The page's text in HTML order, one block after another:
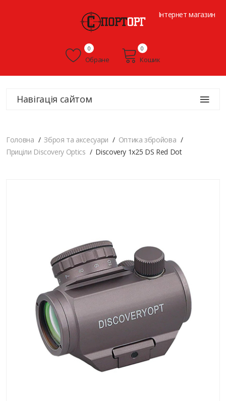
Інтернет магазин
Обране
0
Кошик
0
Навігація сайтом
Головна Зброя та аксесуари
Оптика збройова
Приціли Discovery Optics
Discovery 1x25 DS Red Dot